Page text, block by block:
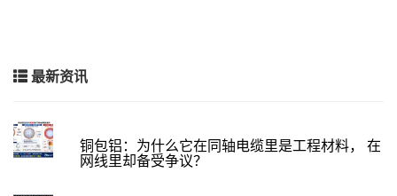
最新资讯
铜包铝：为什么它在同轴电缆里是工程材料， 在
网线里却备受争议？